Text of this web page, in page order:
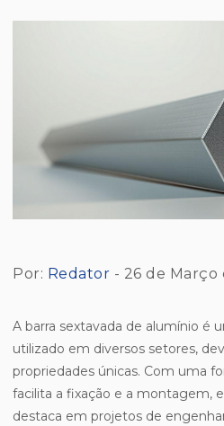
Por: Redator - 26 de Março
A barra sextavada de alumínio é
utilizado em diversos setores,
propriedades únicas. Com uma
facilita a fixação e a montagem,
destaca em projetos de